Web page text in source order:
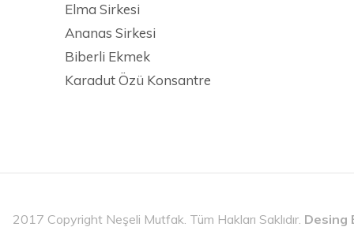
Elma Sirkesi
Ananas Sirkesi
Biberli Ekmek
Karadut Özü Konsantre
2017 Copyright Neşeli Mutfak. Tüm Hakları Saklıdır. Desing